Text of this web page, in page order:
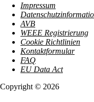
Impressum
AVB
WEEE Registrierung
Cookie Richtlinien
Kontaktformular
FAQ
EU Data Act
Copyright © 2026